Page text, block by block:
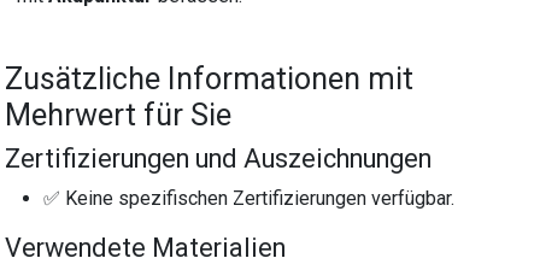
Zusätzliche Informationen mit
Mehrwert für Sie
Zertifizierungen und Auszeichnungen
✅ Keine spezifischen Zertifizierungen verfügbar.
Verwendete Materialien